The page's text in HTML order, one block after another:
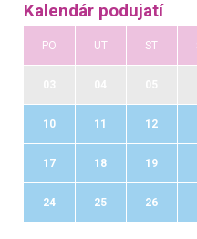
Kalendár podujatí
PO UT ST
10 11 12
17 18 19
24 25 26